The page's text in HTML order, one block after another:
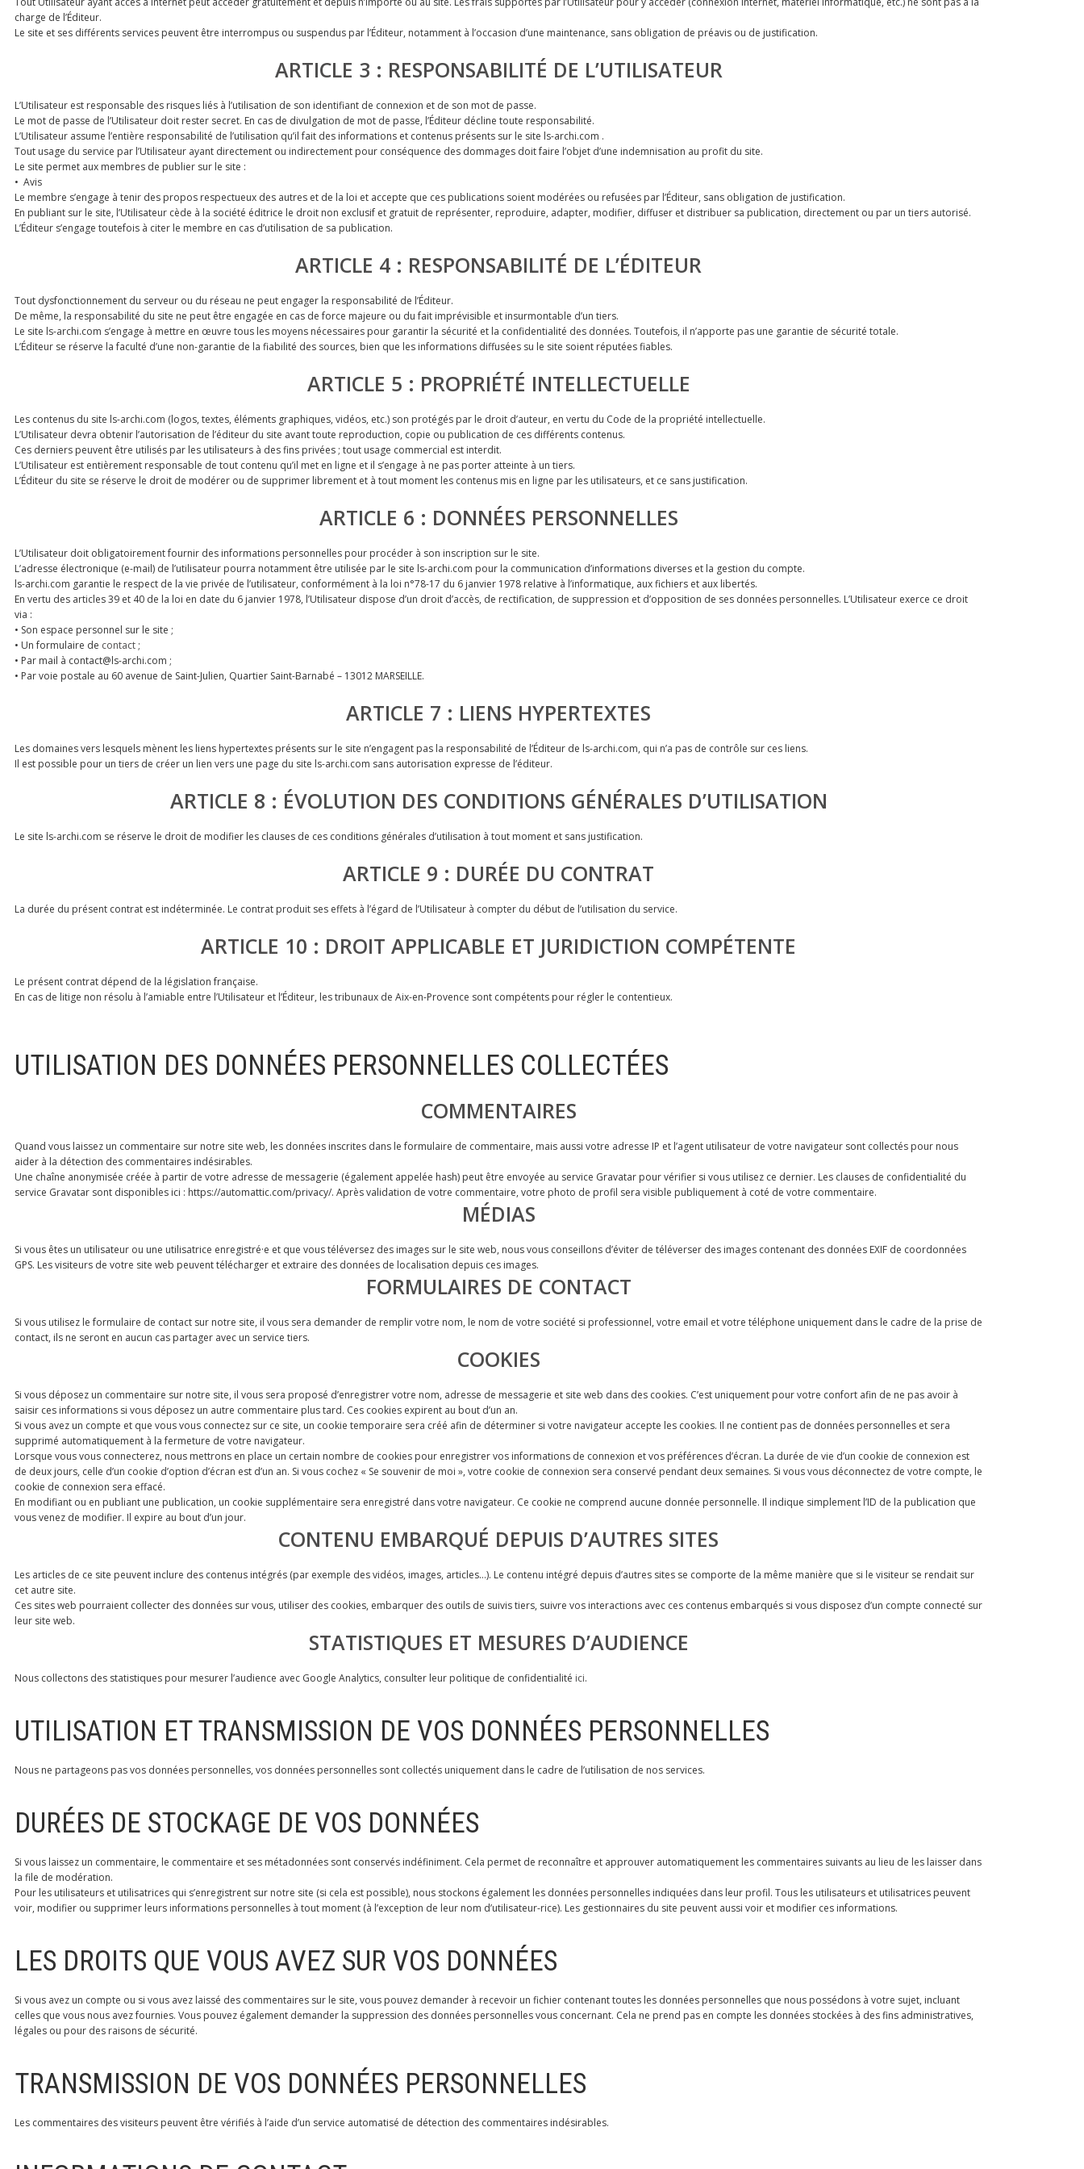
charge de l’Éditeur.
Le site et ses différents services peuvent être interrompus ou suspendus par l’Éditeur, notamment à l’occasion d’une maintenance, sans obligation de préavis ou de justification.
ARTICLE 3 : RESPONSABILITÉ DE L’UTILISATEUR
L’Utilisateur est responsable des risques liés à l’utilisation de son identifiant de connexion et de son mot de passe.
Le mot de passe de l’Utilisateur doit rester secret. En cas de divulgation de mot de passe, l’Éditeur décline toute responsabilité.
L’Utilisateur assume l’entière responsabilité de l’utilisation qu’il fait des informations et contenus présents sur le site ls-archi.com .
Tout usage du service par l’Utilisateur ayant directement ou indirectement pour conséquence des dommages doit faire l’objet d’une indemnisation au profit du site.
Le site permet aux membres de publier sur le site :
• Avis
Le membre s’engage à tenir des propos respectueux des autres et de la loi et accepte que ces publications soient modérées ou refusées par l’Éditeur, sans obligation de justification.
En publiant sur le site, l’Utilisateur cède à la société éditrice le droit non exclusif et gratuit de représenter, reproduire, adapter, modifier, diffuser et distribuer sa publication, directement ou par un tiers autorisé.
L’Éditeur s’engage toutefois à citer le membre en cas d’utilisation de sa publication.
ARTICLE 4 : RESPONSABILITÉ DE L’ÉDITEUR
Tout dysfonctionnement du serveur ou du réseau ne peut engager la responsabilité de l’Éditeur.
De même, la responsabilité du site ne peut être engagée en cas de force majeure ou du fait imprévisible et insurmontable d’un tiers.
Le site ls-archi.com s’engage à mettre en œuvre tous les moyens nécessaires pour garantir la sécurité et la confidentialité des données. Toutefois, il n’apporte pas une garantie de sécurité totale.
L’Éditeur se réserve la faculté d’une non-garantie de la fiabilité des sources, bien que les informations diffusées su le site soient réputées fiables.
ARTICLE 5 : PROPRIÉTÉ INTELLECTUELLE
Les contenus du site ls-archi.com (logos, textes, éléments graphiques, vidéos, etc.) son protégés par le droit d’auteur, en vertu du Code de la propriété intellectuelle.
L’Utilisateur devra obtenir l’autorisation de l’éditeur du site avant toute reproduction, copie ou publication de ces différents contenus.
Ces derniers peuvent être utilisés par les utilisateurs à des fins privées ; tout usage commercial est interdit.
L’Utilisateur est entièrement responsable de tout contenu qu’il met en ligne et il s’engage à ne pas porter atteinte à un tiers.
L’Éditeur du site se réserve le droit de modérer ou de supprimer librement et à tout moment les contenus mis en ligne par les utilisateurs, et ce sans justification.
ARTICLE 6 : DONNÉES PERSONNELLES
L’Utilisateur doit obligatoirement fournir des informations personnelles pour procéder à son inscription sur le site.
L’adresse électronique (e-mail) de l’utilisateur pourra notamment être utilisée par le site ls-archi.com pour la communication d’informations diverses et la gestion du compte.
ls-archi.com garantie le respect de la vie privée de l’utilisateur, conformément à la loi n°78-17 du 6 janvier 1978 relative à l’informatique, aux fichiers et aux libertés.
En vertu des articles 39 et 40 de la loi en date du 6 janvier 1978, l’Utilisateur dispose d’un droit d’accès, de rectification, de suppression et d’opposition de ses données personnelles. L’Utilisateur exerce ce droit
via :
• Son espace personnel sur le site ;
• Un formulaire de contact ;
• Par mail à contact@ls-archi.com ;
• Par voie postale au 60 avenue de Saint-Julien, Quartier Saint-Barnabé – 13012 MARSEILLE.
ARTICLE 7 : LIENS HYPERTEXTES
Les domaines vers lesquels mènent les liens hypertextes présents sur le site n’engagent pas la responsabilité de l’Éditeur de ls-archi.com, qui n’a pas de contrôle sur ces liens.
Il est possible pour un tiers de créer un lien vers une page du site ls-archi.com sans autorisation expresse de l’éditeur.
ARTICLE 8 : ÉVOLUTION DES CONDITIONS GÉNÉRALES D’UTILISATION
Le site ls-archi.com se réserve le droit de modifier les clauses de ces conditions générales d’utilisation à tout moment et sans justification.
ARTICLE 9 : DURÉE DU CONTRAT
La durée du présent contrat est indéterminée. Le contrat produit ses effets à l’égard de l’Utilisateur à compter du début de l’utilisation du service.
ARTICLE 10 : DROIT APPLICABLE ET JURIDICTION COMPÉTENTE
Le présent contrat dépend de la législation française.
En cas de litige non résolu à l’amiable entre l’Utilisateur et l’Éditeur, les tribunaux de Aix-en-Provence sont compétents pour régler le contentieux.
UTILISATION DES DONNÉES PERSONNELLES COLLECTÉES
COMMENTAIRES
Quand vous laissez un commentaire sur notre site web, les données inscrites dans le formulaire de commentaire, mais aussi votre adresse IP et l’agent utilisateur de votre navigateur sont collectés pour nous
aider à la détection des commentaires indésirables.
Une chaîne anonymisée créée à partir de votre adresse de messagerie (également appelée hash) peut être envoyée au service Gravatar pour vérifier si vous utilisez ce dernier. Les clauses de confidentialité du
service Gravatar sont disponibles ici : https://automattic.com/privacy/. Après validation de votre commentaire, votre photo de profil sera visible publiquement à coté de votre commentaire.
MÉDIAS
Si vous êtes un utilisateur ou une utilisatrice enregistré·e et que vous téléversez des images sur le site web, nous vous conseillons d’éviter de téléverser des images contenant des données EXIF de coordonnées
GPS. Les visiteurs de votre site web peuvent télécharger et extraire des données de localisation depuis ces images.
FORMULAIRES DE CONTACT
Si vous utilisez le formulaire de contact sur notre site, il vous sera demander de remplir votre nom, le nom de votre société si professionnel, votre email et votre téléphone uniquement dans le cadre de la prise de
contact, ils ne seront en aucun cas partager avec un service tiers.
COOKIES
Si vous déposez un commentaire sur notre site, il vous sera proposé d’enregistrer votre nom, adresse de messagerie et site web dans des cookies. C’est uniquement pour votre confort afin de ne pas avoir à
saisir ces informations si vous déposez un autre commentaire plus tard. Ces cookies expirent au bout d’un an.
Si vous avez un compte et que vous vous connectez sur ce site, un cookie temporaire sera créé afin de déterminer si votre navigateur accepte les cookies. Il ne contient pas de données personnelles et sera
supprimé automatiquement à la fermeture de votre navigateur.
Lorsque vous vous connecterez, nous mettrons en place un certain nombre de cookies pour enregistrer vos informations de connexion et vos préférences d’écran. La durée de vie d’un cookie de connexion est
de deux jours, celle d’un cookie d’option d’écran est d’un an. Si vous cochez « Se souvenir de moi », votre cookie de connexion sera conservé pendant deux semaines. Si vous vous déconnectez de votre compte, le
cookie de connexion sera effacé.
En modifiant ou en publiant une publication, un cookie supplémentaire sera enregistré dans votre navigateur. Ce cookie ne comprend aucune donnée personnelle. Il indique simplement l’ID de la publication que
vous venez de modifier. Il expire au bout d’un jour.
CONTENU EMBARQUÉ DEPUIS D’AUTRES SITES
Les articles de ce site peuvent inclure des contenus intégrés (par exemple des vidéos, images, articles…). Le contenu intégré depuis d’autres sites se comporte de la même manière que si le visiteur se rendait sur
cet autre site.
Ces sites web pourraient collecter des données sur vous, utiliser des cookies, embarquer des outils de suivis tiers, suivre vos interactions avec ces contenus embarqués si vous disposez d’un compte connecté sur
leur site web.
STATISTIQUES ET MESURES D’AUDIENCE
Nous collectons des statistiques pour mesurer l’audience avec Google Analytics, consulter leur politique de confidentialité ici.
UTILISATION ET TRANSMISSION DE VOS DONNÉES PERSONNELLES
Nous ne partageons pas vos données personnelles, vos données personnelles sont collectés uniquement dans le cadre de l’utilisation de nos services.
DURÉES DE STOCKAGE DE VOS DONNÉES
Si vous laissez un commentaire, le commentaire et ses métadonnées sont conservés indéfiniment. Cela permet de reconnaître et approuver automatiquement les commentaires suivants au lieu de les laisser dans
la file de modération.
Pour les utilisateurs et utilisatrices qui s’enregistrent sur notre site (si cela est possible), nous stockons également les données personnelles indiquées dans leur profil. Tous les utilisateurs et utilisatrices peuvent
voir, modifier ou supprimer leurs informations personnelles à tout moment (à l’exception de leur nom d’utilisateur-rice). Les gestionnaires du site peuvent aussi voir et modifier ces informations.
LES DROITS QUE VOUS AVEZ SUR VOS DONNÉES
Si vous avez un compte ou si vous avez laissé des commentaires sur le site, vous pouvez demander à recevoir un fichier contenant toutes les données personnelles que nous possédons à votre sujet, incluant
celles que vous nous avez fournies. Vous pouvez également demander la suppression des données personnelles vous concernant. Cela ne prend pas en compte les données stockées à des fins administratives,
légales ou pour des raisons de sécurité.
TRANSMISSION DE VOS DONNÉES PERSONNELLES
Les commentaires des visiteurs peuvent être vérifiés à l’aide d’un service automatisé de détection des commentaires indésirables.